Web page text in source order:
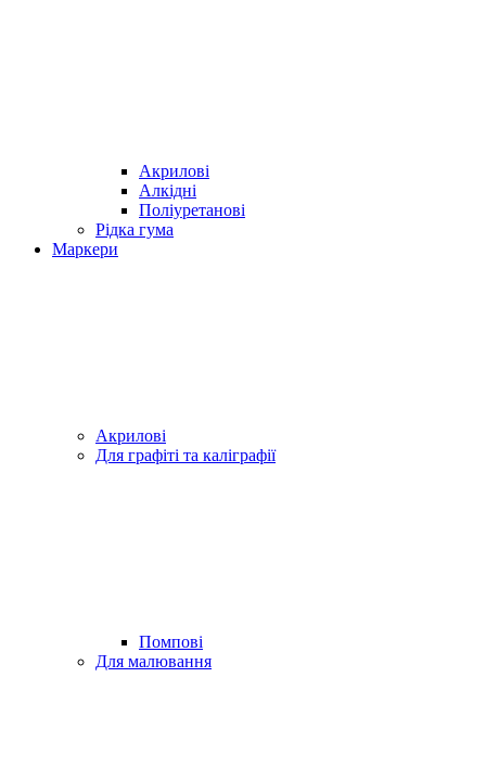
Акрилові
Алкідні
Поліуретанові
Рідка гума
Маркери
Акрилові
Для графіті та каліграфії
Помпові
Для малювання